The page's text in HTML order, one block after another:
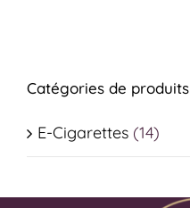
Catégories de produits
E-Cigarettes (14)